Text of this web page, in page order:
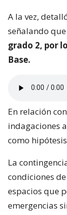
A la vez,
señalando que
grado 2, por
Base.
En relación
indagaciones
como
La
condiciones
espacios que
emergencias